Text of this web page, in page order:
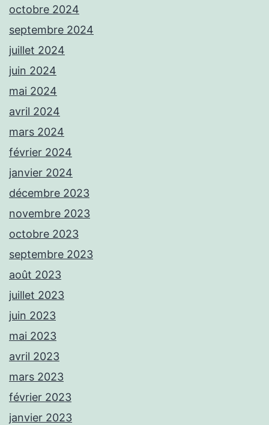
octobre 2024
septembre 2024
juillet 2024
juin 2024
mai 2024
avril 2024
mars 2024
février 2024
janvier 2024
décembre 2023
novembre 2023
octobre 2023
septembre 2023
août 2023
juillet 2023
juin 2023
mai 2023
avril 2023
mars 2023
février 2023
janvier 2023